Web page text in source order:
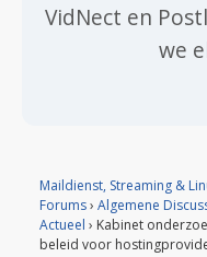
VidNect en
we
Maildienst, Streaming &
Forums› Algemene
Actueel › Kabinet
beleid voor